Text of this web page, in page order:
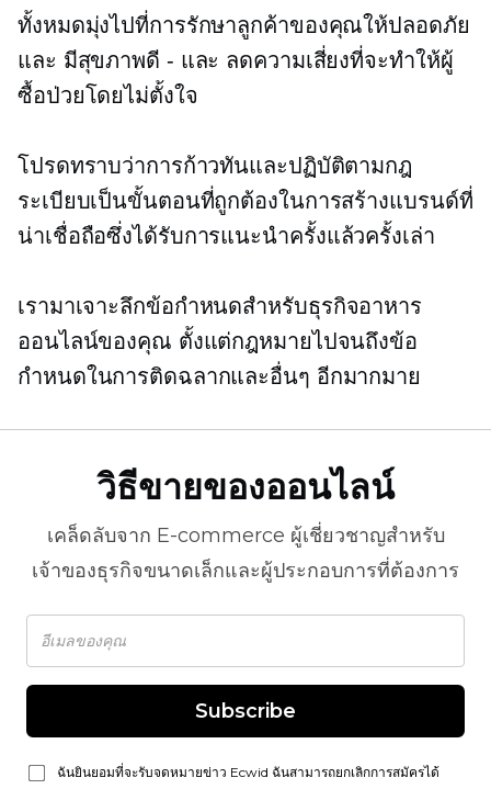
ทั้งหมดมุ่งไปที่การรักษาลูกค้าของคุณให้ปลอดภัย
และ มีสุขภาพดี - และ ลดความเสี่ยงที่จะทำให้ผู้
ซื้อป่วยโดยไม่ตั้งใจ
โปรดทราบว่าการก้าวทันและปฏิบัติตามกฎ
ระเบียบเป็นขั้นตอนที่ถูกต้องในการสร้างแบรนด์ที่
น่าเชื่อถือซึ่งได้รับการแนะนำครั้งแล้วครั้งเล่า
เรามาเจาะลึกข้อกำหนดสำหรับธุรกิจอาหาร
ออนไลน์ของคุณ ตั้งแต่กฎหมายไปจนถึงข้อ
กำหนดในการติดฉลากและอื่นๆ อีกมากมาย
วิธีขายของออนไลน์
เคล็ดลับจาก E-commerce ผู้เชี่ยวชาญสำหรับ
เจ้าของธุรกิจขนาดเล็กและผู้ประกอบการที่ต้องการ
Subscribe
ฉันยินยอมที่จะรับจดหมายข่าว Ecwid ฉันสามารถยกเลิกการสมัครได้